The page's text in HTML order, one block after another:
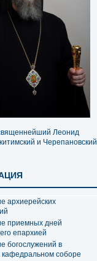
Леонид
и Черепановский
архиерейских
приемных дней
епархией
богослужений в
кафедральном соборе